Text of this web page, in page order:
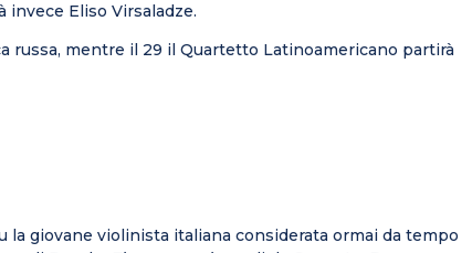
invece Eliso Virsaladze.
russa, mentre il 29 il Quartetto Latinoamericano partirà
giovane violinista italiana considerata ormai da tempo